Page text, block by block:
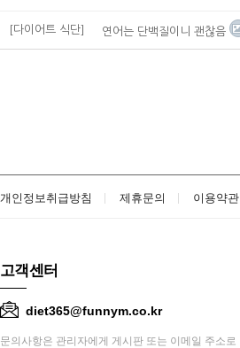
[다이어트 식단] 연어는 단백질이니 괜찮음
개인정보취급방침 제휴문의 이용약관
고객센터
diet365@funnym.co.kr
문의사항은 관리자에게 게시판 또는 이메일 주소로